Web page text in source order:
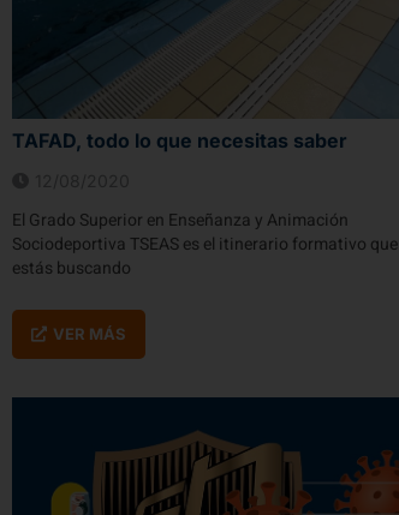
TAFAD, todo lo que necesitas saber
El Grado Superior en Enseñanza y Animación
Sociodeportiva TSEAS es el itinerario formativo que
estás buscando
VER MÁS